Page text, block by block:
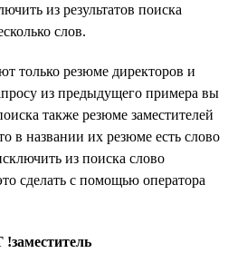
из результатов поиска
слов.
только резюме директоров и
из предыдущего примера вы
также резюме заместителей
в названии их резюме есть слово
из поиска слово
сделать с помощью оператора
!заместитель